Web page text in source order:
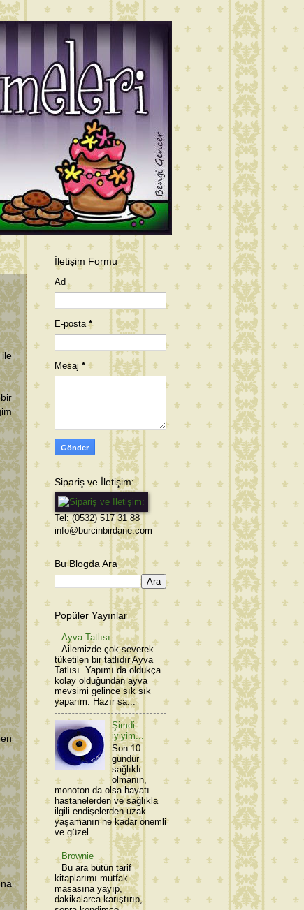
İletişim Formu
Ad
E-posta*
Mesaj *
Sipariş ve İletişim:
Tel: (0532) 517 31 88
info@burcinbirdane.com
Bu Blogda Ara
Popüler Yayınlar
Ayva Tatlısı
Ailemizde çok severek
tüketilen bir tatlıdır Ayva
Tatlısı. Yapımı da oldukça
kolay olduğundan ayva
mevsimi gelince sık sık
yaparım. Hazır sa...
Şimdi
iyiyim...
Son 10
gündür
sağlıklı
olmanın,
monoton da olsa hayatı
hastanelerden ve sağlıkla
ilgili endişelerden uzak
yaşamanın ne kadar önemli
ve güzel...
Brownie
Bu ara bütün tarif
kitaplarımı mutfak
masasına yayıp,
dakikalarca karıştırıp,